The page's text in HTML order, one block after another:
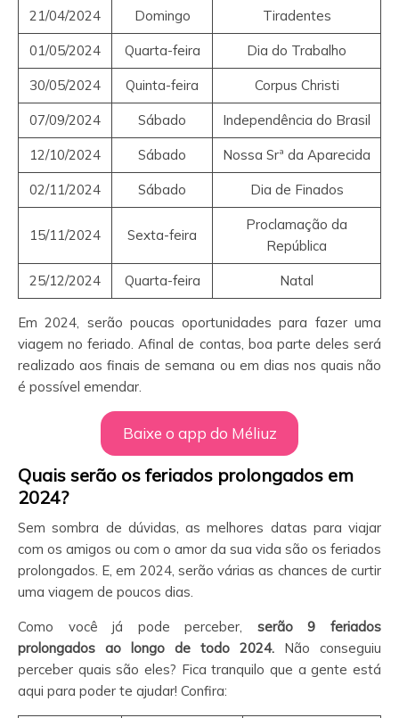
21/04/2024 Domingo Tiradentes
01/05/2024 Quarta-feira Dia do Trabalho
30/05/2024 Quinta-feira Corpus Christi
07/09/2024 Sábado Independência do Brasil
12/10/2024 Sábado Nossa Srª da Aparecida
02/11/2024 Sábado Dia de Finados
15/11/2024 Sexta-feira
Proclamação da
República
25/12/2024 Quarta-feira Natal
Em 2024, serão poucas oportunidades para fazer uma
viagem no feriado. Afinal de contas, boa parte deles será
realizado aos finais de semana ou em dias nos quais não
é possível emendar.
Baixe o app do Méliuz
Quais serão os feriados prolongados em
2024?
Sem sombra de dúvidas, as melhores datas para viajar
com os amigos ou com o amor da sua vida são os feriados
prolongados. E, em 2024, serão várias as chances de curtir
uma viagem de poucos dias.
Como você já pode perceber, serão 9 feriados
prolongados ao longo de todo 2024. Não conseguiu
perceber quais são eles? Fica tranquilo que a gente está
aqui para poder te ajudar! Confira: